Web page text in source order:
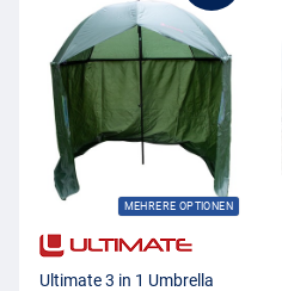
MEHRERE OPTIONEN
Ultimate 3 in 1 Umbrella